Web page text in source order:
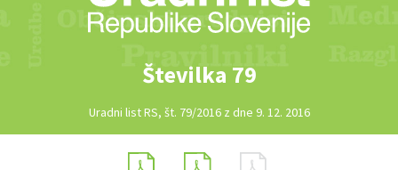
Številka 79
Uradni list RS, št. 79/2016 z dne 9. 12. 2016